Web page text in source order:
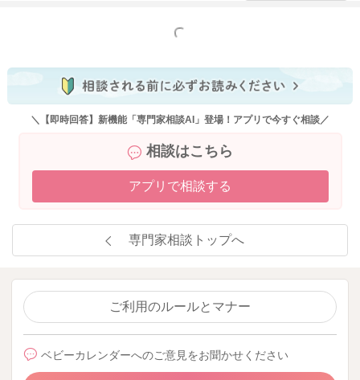
が、ゆっくりと考えてみていただくといいと思いますよ。
どうぞよろしくお願いします。
もっと見る
＼【即時回答】新機能「専門家相談AI」登場！アプリで今すぐ相談／
相談はこちら
アプリで相談する
専門家相談トップへ
ご利用のルールとマナー
ベビーカレンダーへのご意見をお聞かせください